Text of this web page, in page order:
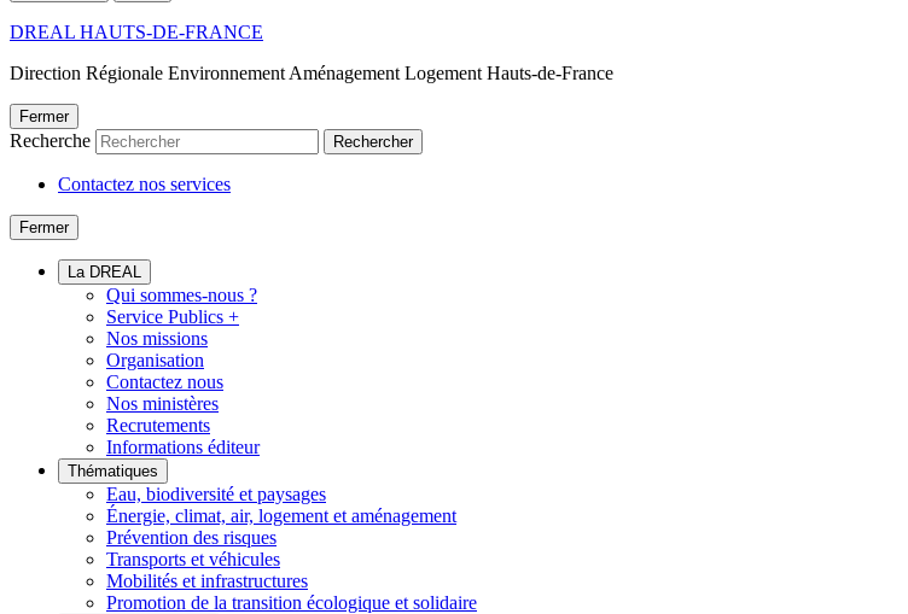
DREAL HAUTS-DE-FRANCE
Direction Régionale Environnement Aménagement Logement Hauts-de-France
Fermer
Recherche Rechercher
Contactez nos services
Fermer
La DREAL
Qui sommes-nous ?
Service Publics +
Nos missions
Organisation
Contactez nous
Nos ministères
Recrutements
Informations éditeur
Thématiques
Eau, biodiversité et paysages
Énergie, climat, air, logement et aménagement
Prévention des risques
Transports et véhicules
Mobilités et infrastructures
Promotion de la transition écologique et solidaire